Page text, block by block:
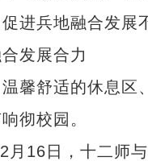
进兵地融合发展
发展合力
舒适的休息区
彻校园。
日，十二师与